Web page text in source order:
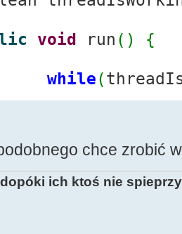
void run ( ) {
while(
if(
{ continue; }
chce zrobić
ich ktoś nie